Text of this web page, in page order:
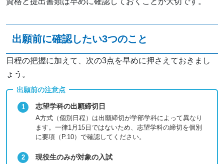
出願前に確認したい3つのこと
日程の把握に加えて、次の3点を早めに押さえておきまし
ょう。
出願前の注意点
志望学科の出願締切日
A方式（個別日程）は出願締切が学部学科によって異なり
ます。一律1月15日ではないため、志望学科の締切を個別
に要項（P.10）で確認してください。
現役生のみが対象の入試